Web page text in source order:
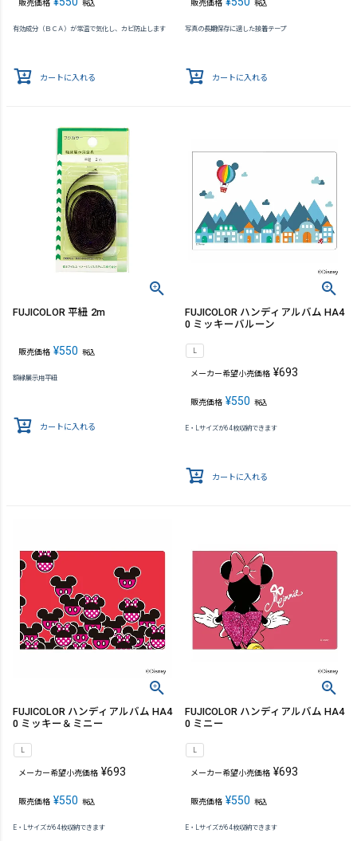
販売価格 税込
有効成分（ＢＣＡ）が常温で気化し、カビ防止します
カートに入れる
販売価格 税込
写真の長期保存に適した接着テープ
カートに入れる
FUJICOLOR 平紐 2m
販売価格 ¥550 税込
額縁展示用平紐
カートに入れる
FUJICOLOR ハンディアルバム HA4
0 ミッキーバルーン
L
メーカー希望小売価格 ¥693
販売価格 ¥550 税込
E・Lサイズが64枚収納できます
カートに入れる
FUJICOLOR ハンディアルバム HA4
0 ミッキー＆ミニー
L
メーカー希望小売価格 ¥693
販売価格 ¥550 税込
E・Lサイズが64枚収納できます
FUJICOLOR ハンディアルバム HA4
0 ミニー
L
メーカー希望小売価格 ¥693
販売価格 ¥550 税込
E・Lサイズが64枚収納できます